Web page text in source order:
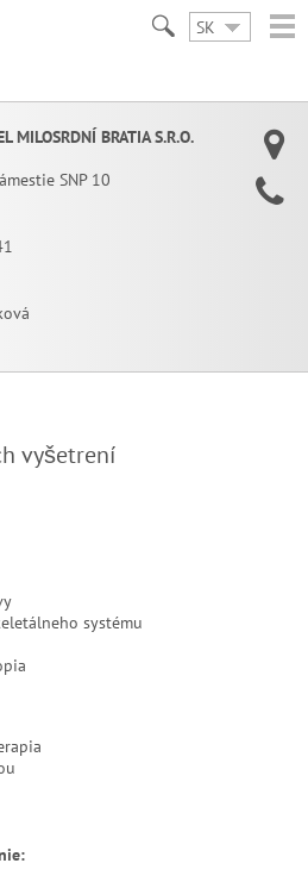
SK
MILOSRDNÍ BRATIA S.R.O.
SNP 10
vyšetrení
systému